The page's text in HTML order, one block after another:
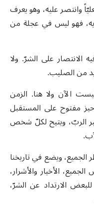
وانتصر عليه، وهو يعرف
فهو ليس في عجلة من
الانتصار على الشرّ. ولا
من الصليب.
الآن ولا هنا. الزمن
حيز مفتوح على المستقبل
الربّ، ويتيح لكلّ شخص
ويضع في تاريخنا
الأخيار والأشرار،
للبعض الارتداد عن الشرّ،